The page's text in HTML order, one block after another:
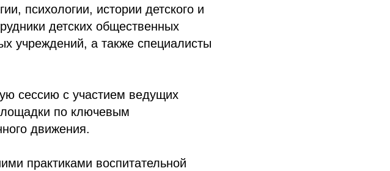
психологии, истории детского и
детских общественных
учреждений, а также специалисты
сессию с участием ведущих
по ключевым
движения.
практиками воспитательной